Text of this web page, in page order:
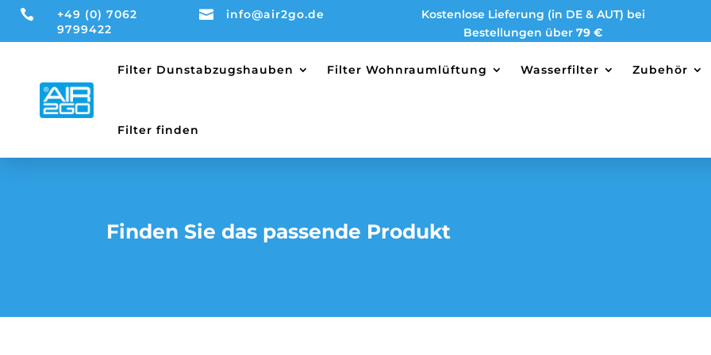

+49 (0) 7062
9799422
 info@air2go.de
Kostenlose Lieferung (in DE & AUT) bei
Bestellungen über 79 €
Filter Dunstabzugshauben Filter Wohnraumlüftung Wasserfilter Zubehör
Filter finden
Finden Sie das passende Produkt